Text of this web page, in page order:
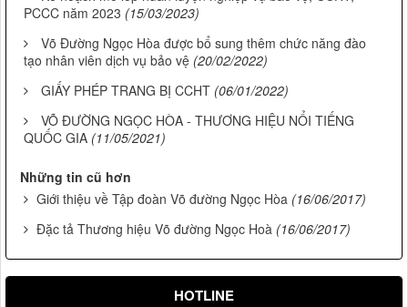
PCCC năm 2023 (15/03/2023)
Võ Đường Ngọc Hòa được bổ sung thêm chức năng đào
tạo nhân viên dịch vụ bảo vệ (20/02/2022)
GIẤY PHÉP TRANG BỊ CCHT (06/01/2022)
VÕ ĐƯỜNG NGỌC HÒA - THƯƠNG HIỆU NỔI TIẾNG
QUỐC GIA (11/05/2021)
Những tin cũ hơn
Giới thiệu về Tập đoàn Võ đường Ngọc Hòa (16/06/2017)
Đặc tả Thương hiệu Võ đường Ngọc Hoà (16/06/2017)
HOTLINE